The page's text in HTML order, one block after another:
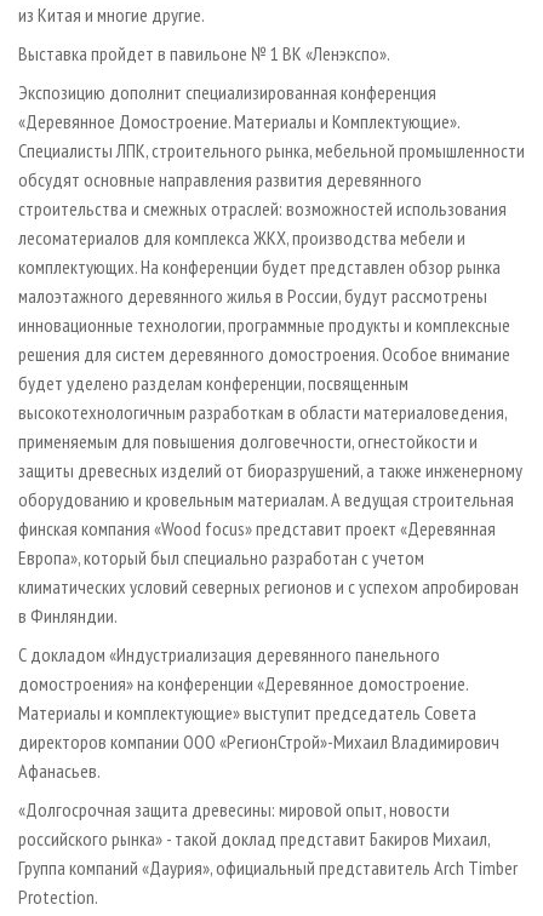
из Китая и многие другие.
Выставка пройдет в павильоне № 1 ВК «Ленэкспо».
Экспозицию дополнит специализированная конференция
«Деревянное Домостроение. Материалы и Комплектующие».
Специалисты ЛПК, строительного рынка, мебельной промышленности
обсудят основные направления развития деревянного
строительства и смежных отраслей: возможностей использования
лесоматериалов для комплекса ЖКХ, производства мебели и
комплектующих. На конференции будет представлен обзор рынка
малоэтажного деревянного жилья в России, будут рассмотрены
инновационные технологии, программные продукты и комплексные
решения для систем деревянного домостроения. Особое внимание
будет уделено разделам конференции, посвященным
высокотехнологичным разработкам в области материаловедения,
применяемым для повышения долговечности, огнестойкости и
защиты древесных изделий от биоразрушений, а также инженерному
оборудованию и кровельным материалам. А ведущая строительная
финская компания «Wood focus» представит проект «Деревянная
Европа», который был специально разработан с учетом
климатических условий северных регионов и с успехом апробирован
в Финляндии.
С докладом «Индустриализация деревянного панельного
домостроения» на конференции «Деревянное домостроение.
Материалы и комплектующие» выступит председатель Совета
директоров компании ООО «РегионСтрой»-Михаил Владимирович
Афанасьев.
«Долгосрочная защита древесины: мировой опыт, новости
российского рынка» - такой доклад представит Бакиров Михаил,
Группа компаний «Даурия», официальный представитель Arch Timber
Protection.